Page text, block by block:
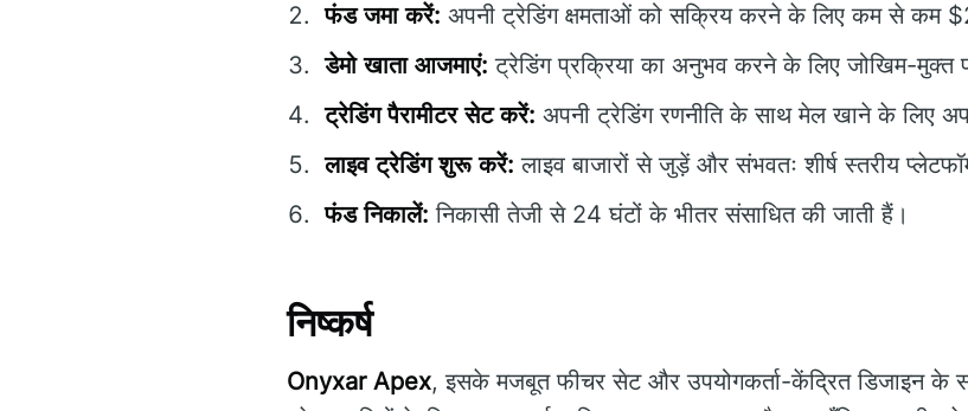
फंड जमा करें: अपनी ट्रेडिंग क्षमताओं को सक्रिय करने के लिए कम से कम
डेमो खाता आजमाएं: ट्रेडिंग प्रक्रिया का अनुभव करने के लिए जोखिम-मुक्त
ट्रेडिंग पैरामीटर सेट करें: अपनी ट्रेडिंग रणनीति के साथ मेल खाने के लिए
लाइव ट्रेडिंग शुरू करें: लाइव बाजारों से जुड़ें और संभवतः शीर्ष स्तरीय
फंड निकालें: निकासी तेजी से 24 घंटों के भीतर संसाधित की जाती हैं।
निष्कर्ष
Onyxar Apex, इसके मजबूत फीचर सेट और उपयोगकर्ता-केंद्रित डिजाइन के